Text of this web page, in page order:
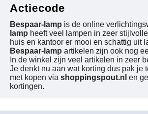
Actiecode
Bespaar-lamp is de online
lamp heeft veel lampen in zeer
huis en kantoor er mooi en schattig uit
Bespaar-lamp artikelen zijn ook nog
In de winkel zijn veel artikelen in zeer
Je denkt nu aan wat korting dus pak je
met kopen via shoppingspout.nl en
kortingen.